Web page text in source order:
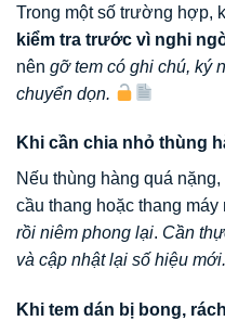
Trong một số trường hợp,
kiểm tra trước vì nghi
nên gỡ tem có ghi chú, ký
chuyển dọn.
Khi cần chia nhỏ thùng
Nếu thùng hàng quá
cầu thang hoặc thang máy
rồi niêm phong lại. Cần
và cập nhật lại số hiệu mới.
Khi tem dán bị bong,